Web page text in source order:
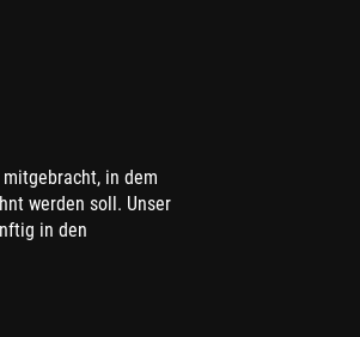
in dem
werden soll. Unser
in den